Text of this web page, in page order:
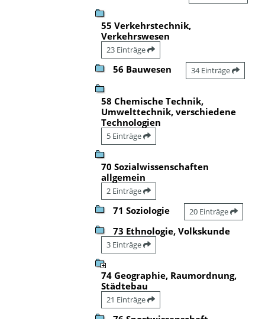
55 Verkehrstechnik,
Verkehrswesen
23 Einträge
56 Bauwesen 34 Einträge
58 Chemische Technik,
Umwelttechnik, verschiedene
Technologien
5 Einträge
70 Sozialwissenschaften
allgemein
2 Einträge
71 Soziologie 20 Einträge
73 Ethnologie, Volkskunde
3 Einträge
74 Geographie, Raumordnung,
Städtebau
21 Einträge